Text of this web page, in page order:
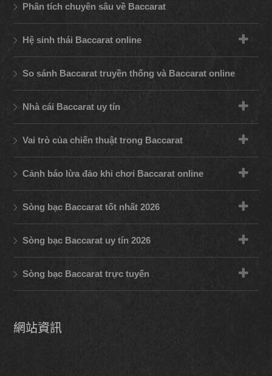
Phân tích chuyên sâu về Baccarat
Hệ sinh thái Baccarat online
So sánh Baccarat truyền thống và Baccarat online
Nhà cái Baccarat uy tín
Vai trò của chiến thuật trong Baccarat
Cảnh báo lừa đảo khi chơi Baccarat online
Sòng bạc Baccarat tốt nhất 2026
Sòng bạc Baccarat uy tín 2026
Sòng bạc Baccarat trực tuyến
網站資訊